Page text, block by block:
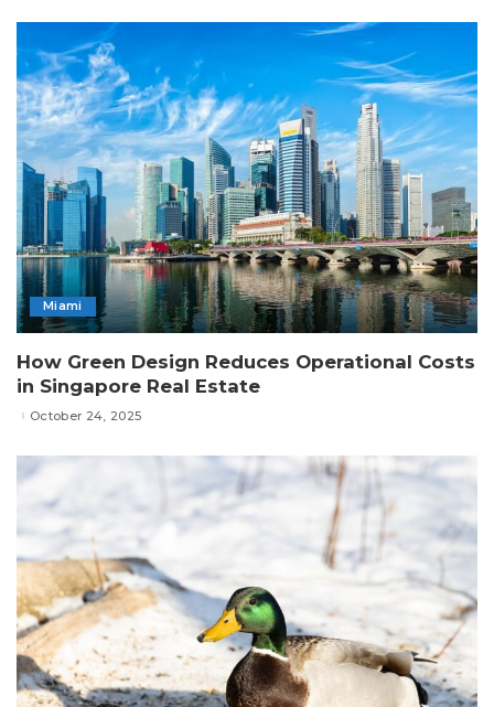
Miami
How Green Design Reduces Operational Costs
in Singapore Real Estate
October 24, 2025